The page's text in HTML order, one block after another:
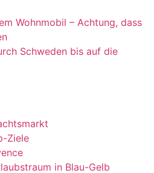
Wohnmobil – Achtung, dass
Schweden bis auf die
Ziele
in Blau-Gelb